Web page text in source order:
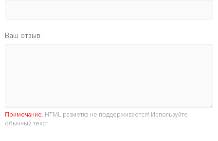
Ваш отзыв:
Примечание: HTML разметка не поддерживается! Используйте
обычный текст.